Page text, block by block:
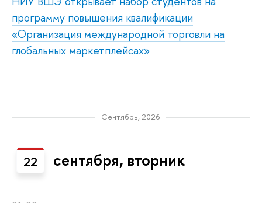
программу повышения квалификации
«Организация международной торговли на
глобальных маркетплейсах»
Сентябрь, 2026
22 сентября, вторник